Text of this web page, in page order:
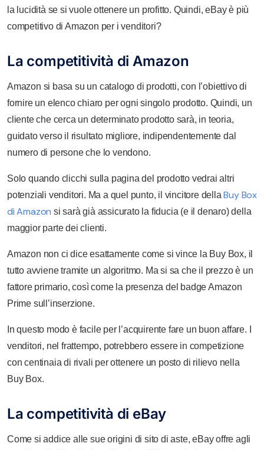
la lucidità se si vuole ottenere un profitto. Quindi, eBay è più
competitivo di Amazon per i venditori?
La competitività di Amazon
Amazon si basa su un catalogo di prodotti, con l’obiettivo di
fornire un elenco chiaro per ogni singolo prodotto. Quindi, un
cliente che cerca un determinato prodotto sarà, in teoria,
guidato verso il risultato migliore, indipendentemente dal
numero di persone che lo vendono.
Solo quando clicchi sulla pagina del prodotto vedrai altri
potenziali venditori. Ma a quel punto, il vincitore dellaBuy Box
di Amazon si sarà già assicurato la fiducia (e il denaro) della
maggior parte dei clienti.
Amazon non ci dice esattamente come si vince la Buy Box, il
tutto avviene tramite un algoritmo. Ma si sa che il prezzo è un
fattore primario, così come la presenza del badge Amazon
Prime sull’inserzione.
In questo modo è facile per l’acquirente fare un buon affare. I
venditori, nel frattempo, potrebbero essere in competizione
con centinaia di rivali per ottenere un posto di rilievo nella
Buy Box.
La competitività di eBay
Come si addice alle sue origini di sito di aste, eBay offre agli